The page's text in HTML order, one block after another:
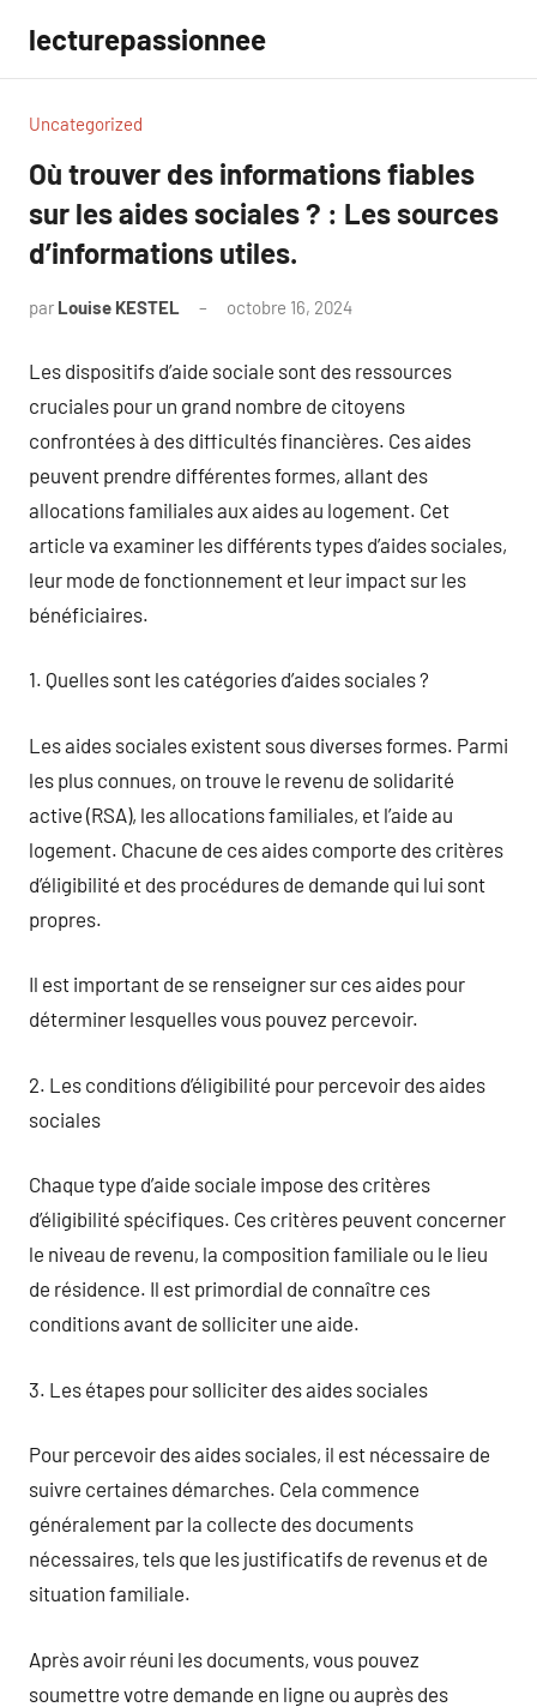
contenu
lecturepassionnee
Uncategorized
Où trouver des informations fiables
sur les aides sociales ? : Les sources
d’informations utiles.
par Louise KESTEL octobre 16, 2024
Les dispositifs d’aide sociale sont des ressources
cruciales pour un grand nombre de citoyens
confrontées à des difficultés financières. Ces aides
peuvent prendre différentes formes, allant des
allocations familiales aux aides au logement. Cet
article va examiner les différents types d’aides sociales,
leur mode de fonctionnement et leur impact sur les
bénéficiaires.
1. Quelles sont les catégories d’aides sociales ?
Les aides sociales existent sous diverses formes. Parmi
les plus connues, on trouve le revenu de solidarité
active (RSA), les allocations familiales, et l’aide au
logement. Chacune de ces aides comporte des critères
d’éligibilité et des procédures de demande qui lui sont
propres.
Il est important de se renseigner sur ces aides pour
déterminer lesquelles vous pouvez percevoir.
2. Les conditions d’éligibilité pour percevoir des aides
sociales
Chaque type d’aide sociale impose des critères
d’éligibilité spécifiques. Ces critères peuvent concerner
le niveau de revenu, la composition familiale ou le lieu
de résidence. Il est primordial de connaître ces
conditions avant de solliciter une aide.
3. Les étapes pour solliciter des aides sociales
Pour percevoir des aides sociales, il est nécessaire de
suivre certaines démarches. Cela commence
généralement par la collecte des documents
nécessaires, tels que les justificatifs de revenus et de
situation familiale.
Après avoir réuni les documents, vous pouvez
soumettre votre demande en ligne ou auprès des